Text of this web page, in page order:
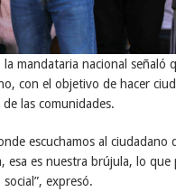
mandataria nacional señaló
con el objetivo de hacer
las comunidades.
escuchamos al ciudadano
esa es nuestra brújula, lo que
expresó.